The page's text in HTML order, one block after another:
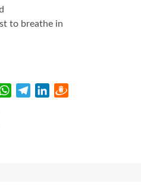
to breathe in
WhatsApp
TelegramLinkedIn